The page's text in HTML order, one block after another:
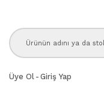
Üye Ol - Giriş Yap